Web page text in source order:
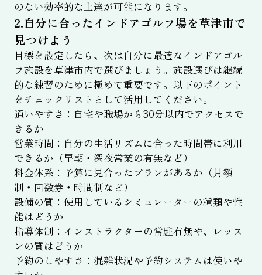
のない効率的な上達が可能になります。
2.自分に合ったインドアゴルフ場を草津市で
見つけよう
目標を設定したら、次は自分に最適なインドアゴル
フ施設を草津市内で選びましょう。施設選びは継続
的な練習のために極めて重要です。以下のポイント
をチェックリストとして活用してください。
通いやすさ：自宅や職場から30分以内でアクセスで
きるか
営業時間：自分の生活リズムに合った時間帯に利用
できるか（早朝・深夜営業の有無など）
料金体系：予算に見合ったプランがあるか（月額
制・回数券・時間制など）
設備の質：使用しているシミュレーターの種類や性
能はどうか
指導体制：インストラクターの常駐有無や、レッス
ンの質はどうか
予約のしやすさ：混雑状況や予約システムは使いや